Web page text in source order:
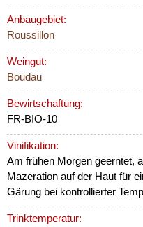
Anbaugebiet:
Roussillon
Weingut:
Boudau
Bewirtschaftung:
FR-BIO-10
Vinifikation:
Am frühen Morgen geerntet,
Mazeration auf der Haut für
Gärung bei kontrollierter
Trinktemperatur: